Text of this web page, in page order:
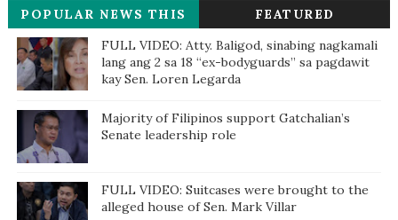
POPULAR NEWS THIS
WEEK
FEATURED
FULL VIDEO: Atty. Baligod, sinabing nagkamali
lang ang 2 sa 18 “ex-bodyguards” sa pagdawit
kay Sen. Loren Legarda
Majority of Filipinos support Gatchalian’s
Senate leadership role
FULL VIDEO: Suitcases were brought to the
alleged house of Sen. Mark Villar